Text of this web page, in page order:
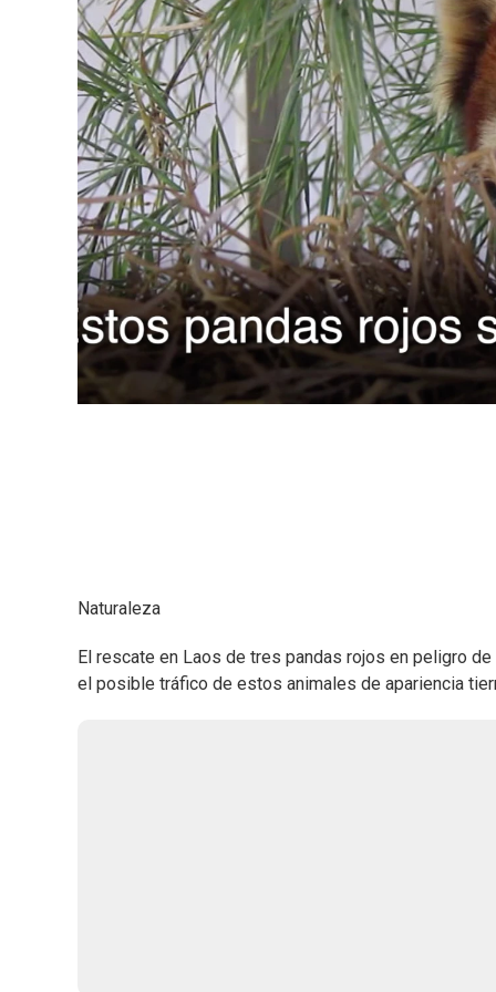
Naturaleza
El rescate en Laos de tres pandas rojos en peligro
el posible tráfico de estos animales de apariencia